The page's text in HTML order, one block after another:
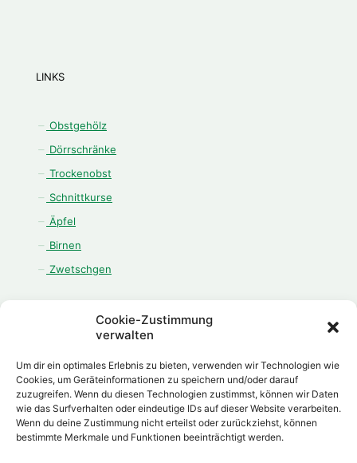
Cookie-Zustimmung
verwalten
Um dir ein optimales Erlebnis zu bieten, verwenden wir Technologien wie
Cookies, um Geräteinformationen zu speichern und/oder darauf
zuzugreifen. Wenn du diesen Technologien zustimmst, können wir Daten
wie das Surfverhalten oder eindeutige IDs auf dieser Website verarbeiten.
Wenn du deine Zustimmung nicht erteilst oder zurückziehst, können
bestimmte Merkmale und Funktionen beeinträchtigt werden.
LINKS
Obstgehölz
Dörrschränke
Trockenobst
Schnittkurse
Äpfel
Birnen
Zwetschgen
ÖFFNUNGSZEITEN
Montag - Freitag:
08.00 Uhr - 12.00 Uhr
13.00 Uhr - 18.00 Uhr
Samstag: